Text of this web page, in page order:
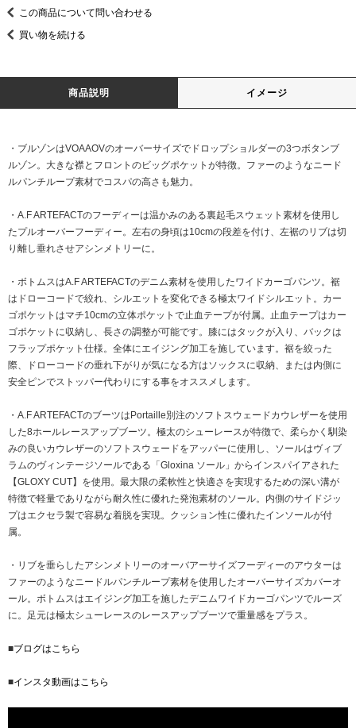
この商品について問い合わせる
買い物を続ける
商品説明 イメージ
・ブルゾンはVOAAOVのオーバーサイズでドロップショルダーの3つボタンブ
ルゾン。大きな襟とフロントのビッグポケットが特徴。ファーのようなニード
ルパンチループ素材でコスパの高さも魅力。
・A.F ARTEFACTのフーディーは温かみのある裏起毛スウェット素材を使用し
たプルオーバーフーディー。左右の身頃は10cmの段差を付け、左裾のリブは切
り離し垂れさせアシンメトリーに。
・ボトムスはA.F ARTEFACTのデニム素材を使用したワイドカーゴパンツ。裾
はドローコードで絞れ、シルエットを変化できる極太ワイドシルエット。カー
ゴポケットはマチ10cmの立体ポケットで止血テープが付属。止血テープはカー
ゴポケットに収納し、長さの調整が可能です。膝にはタックが入り、バックは
フラップポケット仕様。全体にエイジング加工を施しています。裾を絞った
際、ドローコードの垂れ下がりが気になる方はソックスに収納、または内側に
安全ピンでストッパー代わりにする事をオススメします。
・A.F ARTEFACTのブーツはPortaille別注のソフトスウェードカウレザーを使用
した8ホールレースアップブーツ。極太のシューレースが特徴で、柔らかく馴染
みの良いカウレザーのソフトスウェードをアッパーに使用し、ソールはヴィブ
ラムのヴィンテージソールである「Gloxina ソール」からインスパイアされた
【GLOXY CUT】を使用。最大限の柔軟性と快適さを実現するための深い溝が
特徴で軽量でありながら耐久性に優れた発泡素材のソール。内側のサイドジッ
プはエクセラ製で容易な着脱を実現。クッション性に優れたインソールが付
属。
・リブを垂らしたアシンメトリーのオーバアーサイズフーディーのアウターは
ファーのようなニードルパンチループ素材を使用したオーバーサイズカバーオ
ール。ボトムスはエイジング加工を施したデニムワイドカーゴパンツでルーズ
に。足元は極太シューレースのレースアップブーツで重量感をプラス。
■ブログはこちら
■インスタ動画はこちら